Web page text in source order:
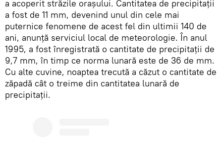
a acoperit străzile orașului. Cantitatea de precipitații
a fost de 11 mm, devenind unul din cele mai
puternice fenomene de acest fel din ultimii 140 de
ani, anunță serviciul local de meteorologie. În anul
1995, a fost înregistrată o cantitate de precipitații de
9,7 mm, în timp ce norma lunară este de 36 de mm.
Cu alte cuvine, noaptea trecută a căzut o cantitate de
zăpadă cât o treime din cantitatea lunară de
precipitații.